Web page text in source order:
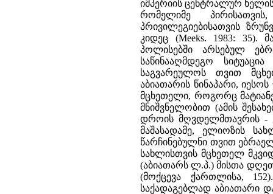
იმპერიის ცენტრალურ
რომელიმე
პრივილეგიებისათვის
კიდეც (Meeks. 1983: 35).
პოლისებში არსებულ
საწინააღმდეგო
საგვარეულოს თვით
აბიათარის წინაპარი,
მცხეთელი, როგორც მატიანე
მნიშვნელობით (ამის
დროის მღვდელმთავრის -
მაშასადამე, ელიოზის
წარჩინებულნი თვით
სახლისთვის მცხეთელ
(აბიათარს ლ.პ.) მისთა
(მოქცევა ქართლისა,
საქადაგებლად აბიათარი